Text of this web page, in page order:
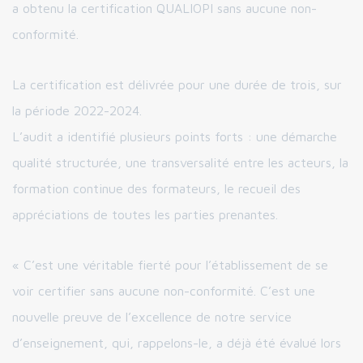
a obtenu la certification QUALIOPI sans aucune non-
conformité.
La certification est délivrée pour une durée de trois, sur
la période 2022-2024.
L’audit a identifié plusieurs points forts : une démarche
qualité structurée, une transversalité entre les acteurs, la
formation continue des formateurs, le recueil des
appréciations de toutes les parties prenantes.
« C’est une véritable fierté pour l’établissement de se
voir certifier sans aucune non-conformité. C’est une
nouvelle preuve de l’excellence de notre service
d’enseignement, qui, rappelons-le, a déjà été évalué lors